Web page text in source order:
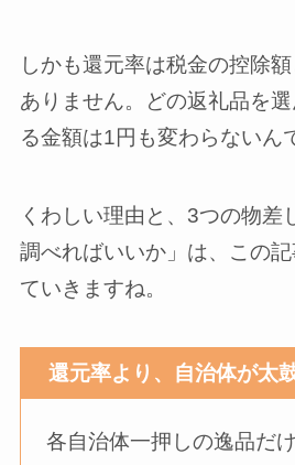
しかも還元率は税金の控除
ありません。どの返礼品を
る金額は1円も変わらないん
くわしい理由と、3つの物差
調べればいいか」は、この
ていきますね。
還元率より、自治体が太
各自治体一押しの逸品だ